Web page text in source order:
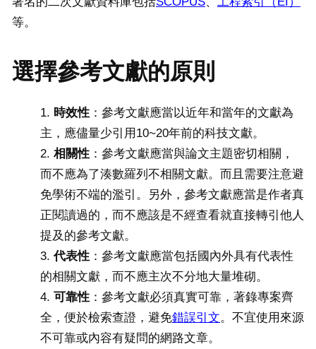
等。
選擇參考文獻的原則
時效性 ：參考文獻應當以近年和當年的文獻為
主，應儘量少引用10~20年前的科技文獻。
相關性 ：參考文獻應當與論文主題密切相關，
而不應為了湊數羅列不相關文獻。而且需要注意避
免學術不端的濫引。另外，參考文獻應當是作者真
正閱讀過的，而不應該是不經查看就直接轉引他人
提及的參考文獻。
代表性 ：參考文獻應當包括國內外具有代表性
的相關文獻，而不應主次不分地大量堆砌。
可靠性 ：參考文獻必須真實可靠，著錄專案齊
全，便於檢索查證，避免錯誤引文。不宜使用來源
不可靠或內容有疑問的網路文章。